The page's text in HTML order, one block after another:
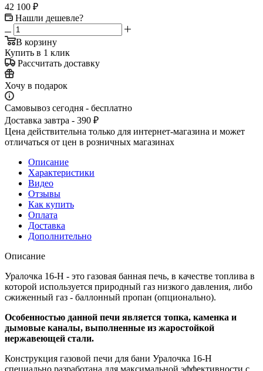
42 100 ₽
Нашли дешевле?
В корзину
Купить в 1 клик
Рассчитать доставку
Хочу в подарок
Самовывоз сегодня - бесплатно
Доставка завтра - 390 ₽
Цена действительна только для интернет-магазина и может
отличаться от цен в розничных магазинах
Описание
Характеристики
Видео
Отзывы
Как купить
Оплата
Доставка
Дополнительно
Описание
Уралочка 16-Н - это газовая банная печь, в качестве топлива в
которой используется природный газ низкого давления, либо
сжиженный газ - баллонный пропан (опционально).
Особенностью данной печи является топка, каменка и
дымовые каналы, выполненные из жаростойкой
нержавеющей стали.
Конструкция газовой печи для бани Уралочка 16-Н
специально разработана для максимальной эффективности с